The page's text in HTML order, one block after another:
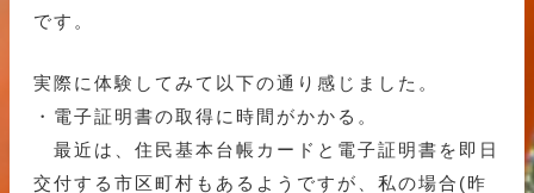
です。
実際に体験してみて以下の通り感じました。
・電子証明書の取得に時間がかかる。
最近は、住民基本台帳カードと電子証明書を即日
交付する市区町村もあるようですが、私の場合(昨